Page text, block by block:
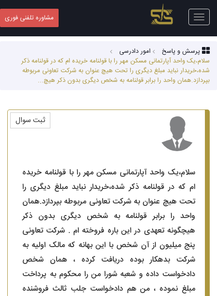
Toggle
navigation
مشاوره تلفنی فوری
پرسش و پاسخ
امور دادرسی
سلام،یک واحد آپارتمانی مسکن مهر را با قولنامه خریده ام که در قولنامه ذکر
شده،خریدار نباید مبلغ دیگری را تحت هیچ عنوان به شرکت تعاونی مربوطه
بپردازد.همان واحد را برابر قولنامه به شخص دیگری بدون ذکر هیچ...
سلام،یک واحد آپارتمانی مسکن مهر را با قولنامه خریده
ام که در قولنامه ذکر شده،خریدار نباید مبلغ دیگری را
تحت هیچ عنوان به شرکت تعاونی مربوطه بپردازد.همان
واحد را برابر قولنامه به شخص دیگری بدون ذکر
هیچگونه تعهدی در این باره فروخته ام . شرکت تعاونی
پنج میلیون از آن شخص با این بهانه که مالک اولیه به
شرکت بدهکار بوده دریافت کرده ، همان شخص
دادخواست داده و شعبه شورا من را محکوم به پرداخت
مبلغ نموده ، من هم دادخواست جلب ثالث فروشنده
ثبت سوال